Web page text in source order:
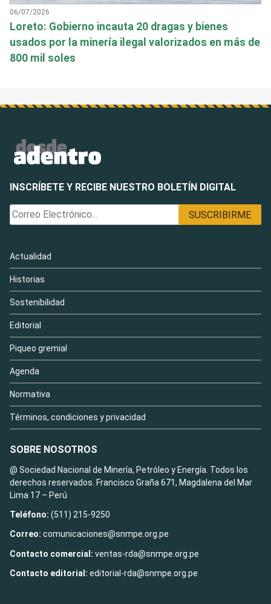
06/07/2026
Loreto: Gobierno incauta 20 dragas y bienes
usados por la minería ilegal valorizados en más de
800 mil soles
INSCRÍBETE Y RECIBE NUESTRO BOLETÍN DIGITAL
Actualidad
Historias
Sostenibilidad
Editorial
Piqueo gremial
Agenda
Normativa
Términos, condiciones y privacidad
SOBRE NOSOTROS
@ Sociedad Nacional de Minería, Petróleo y Energía. Todos los
derechos reservados. Francisco Graña 671, Magdalena del Mar
Lima 17 – Perú
Teléfono: (511) 215-9250
Correo: comunicaciones@snmpe.org.pe
Contacto comercial: ventas-rda@snmpe.org.pe
Contacto editorial: editorial-rda@snmpe.org.pe